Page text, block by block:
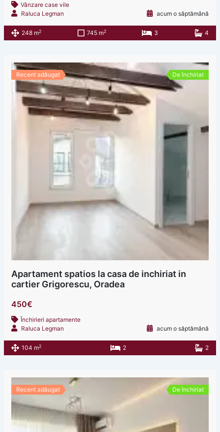
Vânzare case vile
Raluca Legman
acum o săptămână
248 m2 745 m2 3 4
Recent adăugat De închiriat
Apartament spatios la casa de inchiriat in
cartier Grigorescu, Oradea
450€
Închirieri apartamente
Raluca Legman
acum o săptămână
104 m2 2 2
Recent adăugat De închiriat